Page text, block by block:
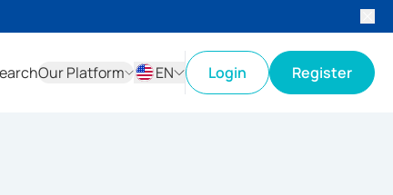
Our Platform
EN
Login Register